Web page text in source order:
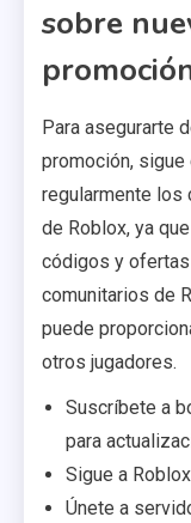
sobre
Para asegurarte
promoción,
regularmente los
de Roblox, ya
códigos y
comunitarios de
puede
otros jugadores.
Suscríbete a
para
Sigue a
Únete a